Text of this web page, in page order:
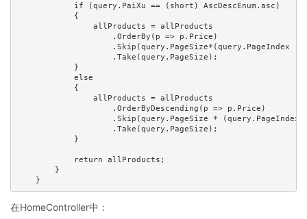
            if (query.PaiXu == (short) AscDescEnum.asc)
            {
                allProducts = allProducts
                    .OrderBy(p => p.Price)
.Skip(query.PageSize*(query.PageIndex -
                    .Take(query.PageSize);
            }
            else
            {
                allProducts = allProducts
                    .OrderByDescending(p => p.Price)
.Skip(query.PageSize * (query.PageIndex
                    .Take(query.PageSize);
            }
            return allProducts;
        }
    }
在HomeController中：